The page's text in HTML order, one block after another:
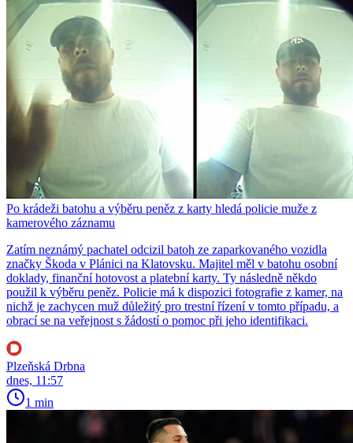
Po krádeži batohu a výběru peněz z karty hledá policie muže z
kamerového záznamu
Zatím neznámý pachatel odcizil batoh ze zaparkovaného vozidla
značky Škoda v Plánici na Klatovsku. Majitel měl v batohu osobní
doklady, finanční hotovost a platební karty. Ty následně někdo
použil k výběru peněz. Policie má k dispozici fotografie z kamer, na
nichž je zachycen muž důležitý pro trestní řízení v tomto případu, a
obrací se na veřejnost s žádostí o pomoc při jeho identifikaci.
Plzeňská Drbna
dnes, 11:57
1 min